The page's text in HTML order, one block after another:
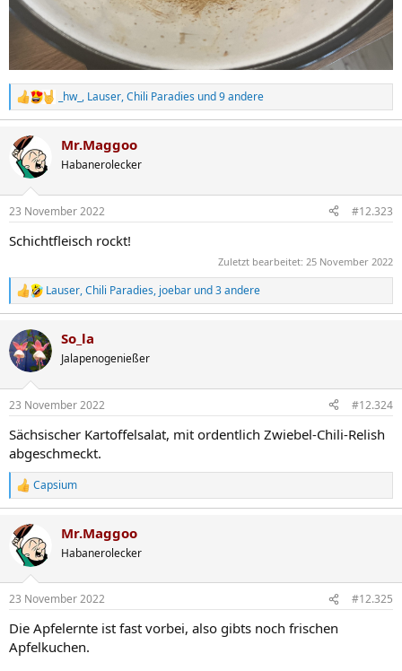
R
e
k
t
e
:
_hw_ , Lauser,Chili Paradies und 9 andere
Mr.Maggoo
Habanerolecker
23 November 2022 #12.323
Schichtfleisch rockt!
Zuletzt bearbeitet: 25 November 2022
R
e
k
t
i
e
:
Lauser,Chili Paradies, joebar und 3 andere
So_la
Jalapenogenießer
23 November 2022 #12.324
Sächsischer Kartoffelsalat, mit ordentlich Zwiebel-Chili-Relish
abgeschmeckt.
R
e
k
t
e
:
Capsium
Mr.Maggoo
Habanerolecker
23 November 2022 #12.325
Die Apfelernte ist fast vorbei, also gibts noch frischen
Apfelkuchen.